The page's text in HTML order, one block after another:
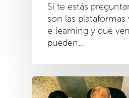
Si te estás
son las plataformas
e-learning y qué
pueden…